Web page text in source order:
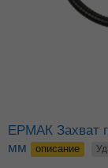
ЕРМАК Захват гибкий с подсветкой и магнитом 600
мм
описание